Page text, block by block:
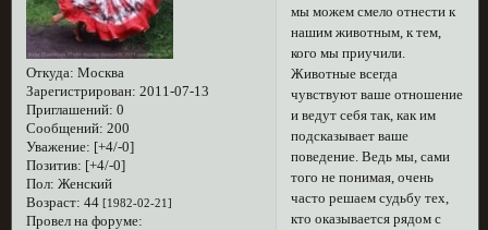
Откуда: Москва
Зарегистрирован: 2011-07-13
Приглашений: 0
Сообщений: 200
Уважение: [+4/-0]
Позитив: [+4/-0]
Пол: Женский
Возраст: 44 [1982-02-21]
Провел на форуме:
мы можем смело отнести к
нашим животным, к тем,
кого мы приучили.
Животные всегда
чувствуют ваше отношение
и ведут себя так, как им
подсказывает ваше
поведение. Ведь мы, сами
того не понимая, очень
часто решаем судьбу тех,
кто оказывается рядом с